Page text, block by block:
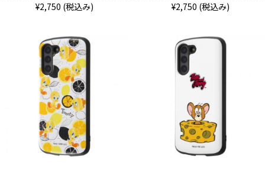
¥2,750 (税込み) ¥2,750 (税込み)